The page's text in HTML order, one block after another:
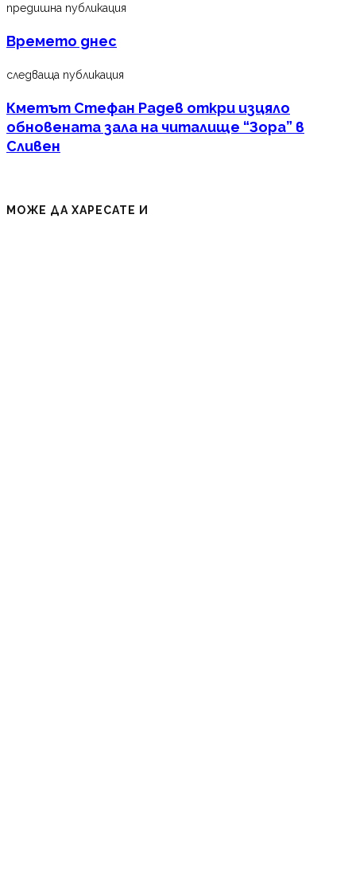
предишна публикация
Времето днес
следваща публикация
Кметът Стефан Радев откри изцяло
обновената зала на читалище “Зора” в
Сливен
МОЖЕ ДА ХАРЕСАТЕ И